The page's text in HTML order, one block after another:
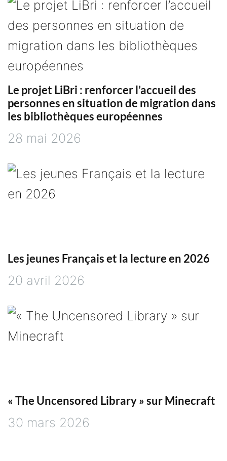
Le projet LiBri : renforcer l’accueil des
personnes en situation de migration dans
les bibliothèques européennes
28 mai 2026
Les jeunes Français et la lecture en 2026
20 avril 2026
« The Uncensored Library » sur Minecraft
30 mars 2026